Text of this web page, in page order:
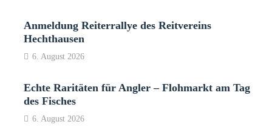
Anmeldung Reiterrallye des Reitvereins
Hechthausen
6. August 2026
Echte Raritäten für Angler – Flohmarkt am Tag
des Fisches
6. August 2026